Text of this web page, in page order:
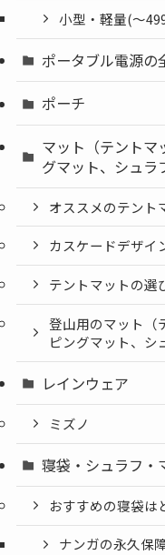
小型・軽量(〜
ポータブル電源の
ポーチ
マット（テントマ
グマット、シュラ
オススメのテント
カスケードデザ
テントマットの選
登山用のマット（
ピングマット、シ
レインウェア
ミズノ
寝袋・シュラフ・
おすすめの寝袋は
ナンガの永久保